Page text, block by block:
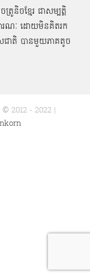
និចខ្មែរ ជាសម្បតិ្ត
ារណៈ ដោយមិនគិតរក
ជាតិ បានមួយភាគតូច
© 2012 - 2022 |